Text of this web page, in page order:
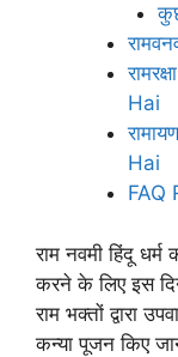
Hai
Hai
FAQ
राम नवमी हिंदू
करने के लिए इस
राम भक्तों द्वारा
कन्या पूजन किए